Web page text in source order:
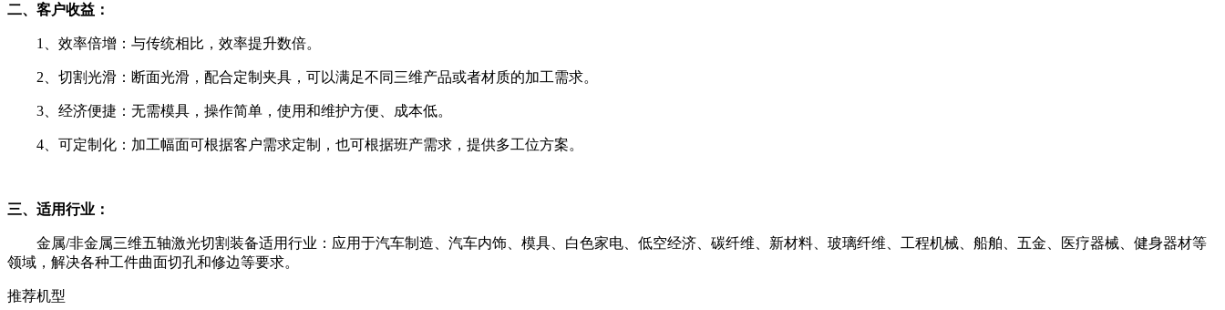
二、客户收益：
1、效率倍增：与传统相比，效率提升数倍。
2、切割光滑：断面光滑，配合定制夹具，可以满足不同三维产品或者材质的加工需求。
3、经济便捷：无需模具，操作简单，使用和维护方便、成本低。
4、可定制化：加工幅面可根据客户需求定制，也可根据班产需求，提供多工位方案。
三、适用行业：
金属/非金属三维五轴激光切割装备适用行业：应用于汽车制造、汽车内饰、模具、白色家电、低空经济、碳纤维、新材料、玻璃纤维、工程机械、船舶、五金、医疗器械、健身器材等
领域，解决各种工件曲面切孔和修边等要求。
推荐机型